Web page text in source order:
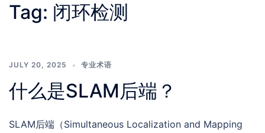
Tag: 闭环检测
JULY 20, 2025 专业术语
什么是SLAM后端？
SLAM后端（Simultaneous Localization and Mapping